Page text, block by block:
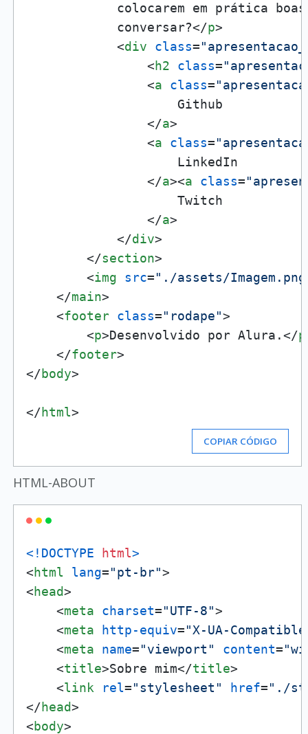
colocarem em prática
            conversar?
</p>
<div class=
<h2 class=
<a class=
                    Github
</a>
<a class=
                    LinkedIn
</a><a class=
                    Twitch
</a>
</div>
</section>
<img src="./assets/
</main>
<footer class="rodape">
<p>Desenvolvido por Alura.</p
</footer>
</body>
</html>
COPIAR CÓDIGO
HTML-ABOUT
<!DOCTYPE html>
<html lang="pt-br">
<head>
<meta charset="UTF-8">
<meta http-equiv="X-UA-
<meta name="viewport" content=
<title>Sobre mim</title>
<link rel="stylesheet" href="./
</head>
<body>